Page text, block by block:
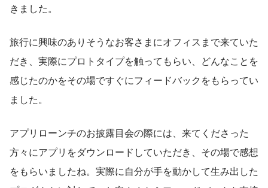
きました。
旅行に興味のありそうなお客さまにオフィスまで来ていた
だき、実際にプロトタイプを触ってもらい、どんなことを
感じたのかをその場ですぐにフィードバックをもらってい
ました。
アプリローンチのお披露目会の際には、来てくださった
方々にアプリをダウンロードしていただき、その場で感想
をもらいましたね。実際に自分が手を動かして生み出した